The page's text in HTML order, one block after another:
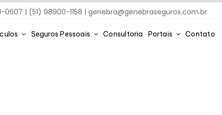
0607 | (51) 98900-1158 |genebra@genebraseguros.com.br
Seguros Pessoais Consultoria Portais Contato